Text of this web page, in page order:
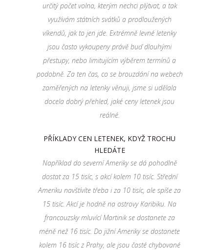
určitý počet volna, kterým nechci plýtvat, a tak
využívám státních svátků a prodloužených
víkendů, jak to jen jde. Extrémně levné letenky
jsou často vykoupeny právě buď dlouhými
přestupy, nebo limitujícím výběrem termínů a
podobně. Za ten čas, co se brouzdání na webech
zaměřených na letenky věnuji, jsme si udělala
docela dobrý přehled, jaké ceny letenek jsou
reálné.
PŘÍKLADY CEN LETENEK, KDYŽ TROCHU
HLEDÁTE
Například do severní Ameriky se dá pohodlně
dostat za 15 tisíc, s akcí kolem 10 tisíc. Střední
Ameriku navštívíte třeba i za 10 tisíc, ale spíše za
15 tisíc. Akcí je hodně na ostrovy Karibiku. Na
francouzsky mluvící Martinik se dostanete za
méně než 16 tisíc. Do jižní Ameriky se dostanete
kolem 16 tisíc z Prahy, ale jsou časté chybované